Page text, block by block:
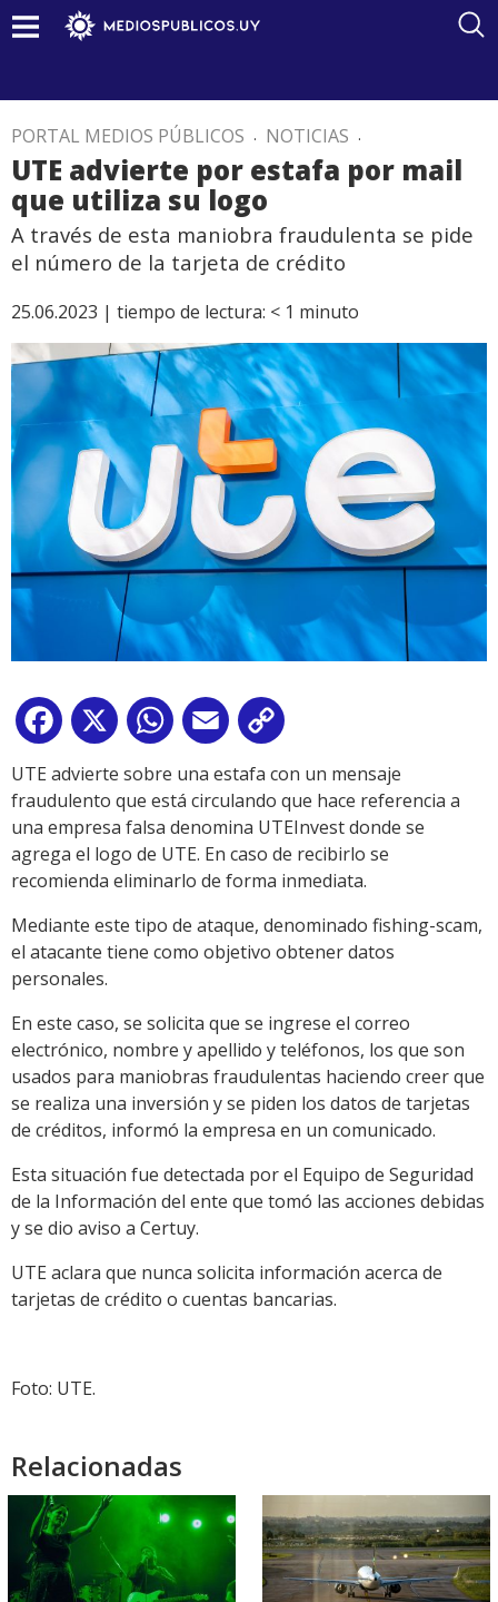
PORTAL MEDIOS PÚBLICOS . NOTICIAS .
UTE advierte por estafa por mail
que utiliza su logo
A través de esta maniobra fraudulenta se pide
el número de la tarjeta de crédito
25.06.2023 | tiempo de lectura: < 1 minuto
Facebook
X WhatsApp
Email
Link
UTE advierte sobre una estafa con un mensaje
fraudulento que está circulando que hace referencia a
una empresa falsa denomina UTEInvest donde se
agrega el logo de UTE. En caso de recibirlo se
recomienda eliminarlo de forma inmediata.
Mediante este tipo de ataque, denominado fishing-scam,
el atacante tiene como objetivo obtener datos
personales.
En este caso, se solicita que se ingrese el correo
electrónico, nombre y apellido y teléfonos, los que son
usados para maniobras fraudulentas haciendo creer que
se realiza una inversión y se piden los datos de tarjetas
de créditos, informó la empresa en un comunicado.
Esta situación fue detectada por el Equipo de Seguridad
de la Información del ente que tomó las acciones debidas
y se dio aviso a Certuy.
UTE aclara que nunca solicita información acerca de
tarjetas de crédito o cuentas bancarias.
Foto: UTE.
Relacionadas